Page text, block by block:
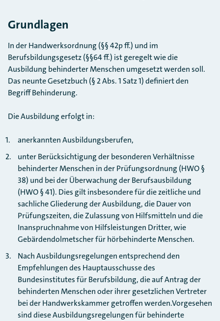
Grundlagen
In der Handwerksordnung (§§ 42p ff.) und im
Berufsbildungsgesetz (§§64 ff.) ist geregelt wie die
Ausbildung behinderter Menschen umgesetzt werden soll.
Das neunte Gesetzbuch (§ 2 Abs. 1 Satz 1) definiert den
Begriff Behinderung.
Die Ausbildung erfolgt in:
anerkannten Ausbildungsberufen,
unter Berücksichtigung der besonderen Verhältnisse
behinderter Menschen in der Prüfungsordnung (HWO §
38) und bei der Überwachung der Berufsausbildung
(HWO § 41). Dies gilt insbesondere für die zeitliche und
sachliche Gliederung der Ausbildung, die Dauer von
Prüfungszeiten, die Zulassung von Hilfsmitteln und die
Inanspruchnahme von Hilfsleistungen Dritter, wie
Gebärdendolmetscher für hörbehinderte Menschen.
Nach Ausbildungsregelungen entsprechend den
Empfehlungen des Hauptausschusse des
Bundesinstitutes für Berufsbildung, die auf Antrag der
behinderten Menschen oder ihrer gesetzlichen Vertreter
bei der Handwerkskammer getroffen werden.Vorgesehen
sind diese Ausbildungsregelungen für behinderte